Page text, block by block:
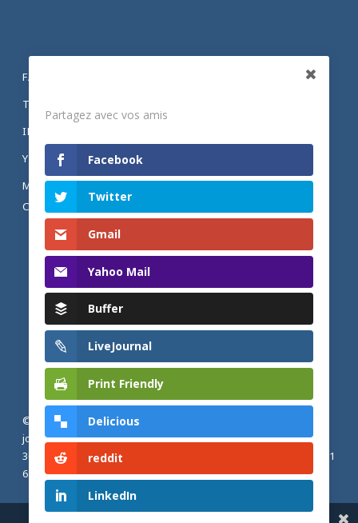
FACEBOOK
TWITTER
INSTAGRAM
YOUTUBE
MENTIONS LÉGALES ET POLITIQUE DE
CONFIDENTIALITÉ
© 2026 Actualités adventistes. Église adventiste du septième
jour de France métropolitaine, de Belgique et du Luxembourg.
30, Avenue Émile Zola, 77190 Dammarie Les Lys, France |
+33 (0) 1
64 79 87 00
Partagez avec vos amis
Facebook
Twitter
Gmail
Yahoo Mail
Buffer
LiveJournal
Print Friendly
Delicious
reddit
LinkedIn